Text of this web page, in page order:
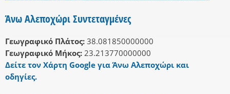
Άνω Αλεποχώρι Συντεταγμένες
Γεωγραφικό Πλάτος: 38.081850000000
Γεωγραφικό Μήκος: 23.213770000000
Δείτε τον Χάρτη Google για Άνω Αλεποχώρι και
οδηγίες.